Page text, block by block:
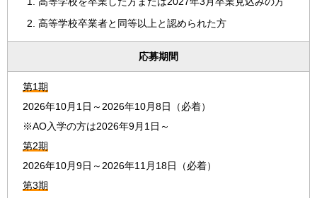
高等学校卒業者と同等以上と認められた方
応募期間
第1期
2026年10月1日～2026年10月8日（必着）
※AO入学の方は2026年9月1日～
第2期
2026年10月9日～2026年11月18日（必着）
第3期